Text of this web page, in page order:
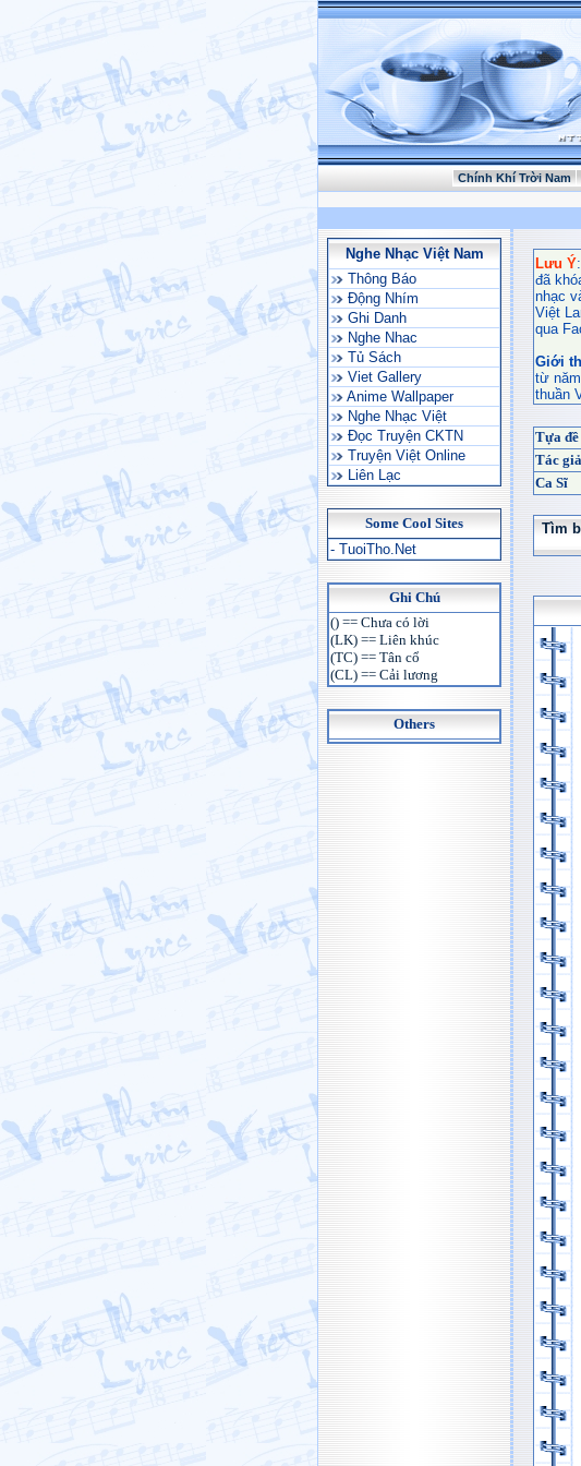
Chính Khí Trời Nam
Nghe Nhạc Việt Nam
Thông Báo
Động Nhím
Ghi Danh
Nghe Nhac
Tủ Sách
Viet Gallery
Anime Wallpaper
Nghe Nhạc Việt
Đọc Truyện CKTN
Truyện Việt Online
Liên Lạc
Some Cool Sites
- TuoiTho.Net
Ghi Chú
() == Chưa có lời
(LK) == Liên khúc
(TC) == Tân cổ
(CL) == Cải lương
Others
Lưu Ý
đã
nhạc
Việt
qua
Giới
từ
thuần
Tựa đề
Tác giả
Ca Sĩ
Tìm